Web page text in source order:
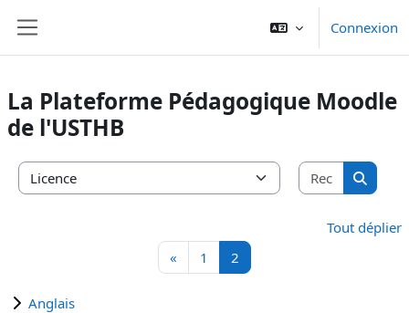
Connexion
La Plateforme Pédagogique Moodle
de l'USTHB
Catégories de cours
Tout déplier
« Page précédente
1 Page 1
2
Anglais